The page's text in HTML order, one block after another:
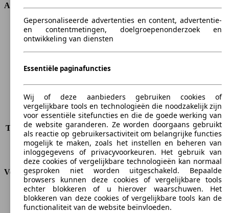
Afmetingen
Lengte
5005 mm
Hoogte
1693 mm
Maximaal gewicht
-
Maximale lading
-
Deuren
5
Stoelen
5
Dakbelasting
-
Trekgewicht (ongeremd) -
Trekgewicht (geremd)
-
Kofferbak capaciteit
580 - 1625 l
Verbruik
CO2-uitstoot*
297 g/km (komb.)
Verbruik (stad)
18.5 l/100km
Gepersonaliseerde advertenties en content, advertentie-
en contentmetingen, doelgroepenonderzoek en
ontwikkeling van diensten
Essentiële paginafuncties
Wij of deze aanbieders gebruiken cookies of
vergelijkbare tools en technologieën die noodzakelijk zijn
voor essentiële sitefuncties en die de goede werking van
de website garanderen. Ze worden doorgaans gebruikt
als reactie op gebruikersactiviteit om belangrijke functies
mogelijk te maken, zoals het instellen en beheren van
inloggegevens of privacyvoorkeuren. Het gebruik van
deze cookies of vergelijkbare technologieën kan normaal
gesproken niet worden uitgeschakeld. Bepaalde
browsers kunnen deze cookies of vergelijkbare tools
echter blokkeren of u hierover waarschuwen. Het
blokkeren van deze cookies of vergelijkbare tools kan de
functionaliteit van de website beïnvloeden.